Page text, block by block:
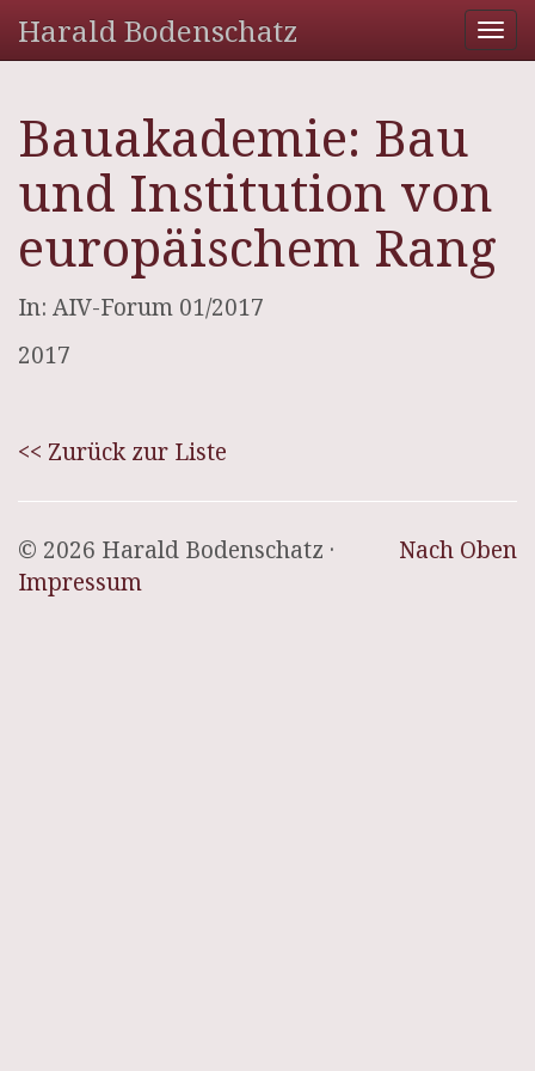
Harald Bodenschatz
Bauakademie: Bau
und Institution von
europäischem Rang
In: AIV-Forum 01/2017
2017
<< Zurück zur Liste
Nach Oben
© 2026 Harald Bodenschatz ·
Impressum